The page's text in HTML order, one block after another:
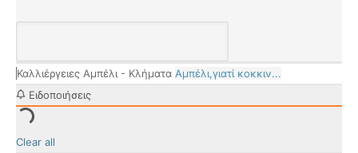
Καλλιέργειες Αμπέλι - Κλήματα Αμπέλι,γιατί κοκκιν...
Ειδοποιήσεις
Clear all